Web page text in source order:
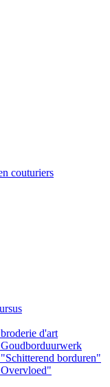
couturiers
d'art
borduren"